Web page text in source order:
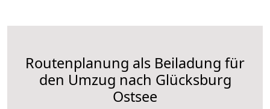
Routenplanung als Beiladung für
den Umzug nach Glücksburg
Ostsee